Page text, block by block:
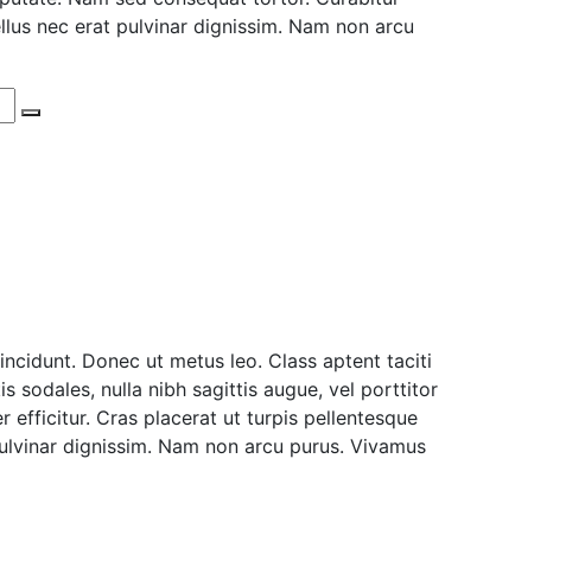
nec erat pulvinar dignissim. Nam non arcu
Donec ut metus leo. Class aptent taciti
sodales, nulla nibh sagittis augue, vel porttitor
efficitur. Cras placerat ut turpis pellentesque
dignissim. Nam non arcu purus. Vivamus